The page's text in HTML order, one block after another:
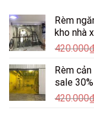
Rèm
kho nhà
420.000₫
Rèm
sale 30%
420.000₫